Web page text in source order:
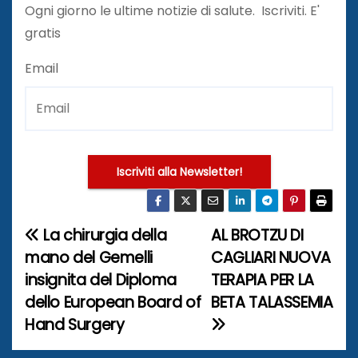
Ogni giorno le ultime notizie di salute. Iscriviti. E'
gratis
Email
Iscriviti alla Newsletter!
N
a
v
i
AL BROTZU DI
CAGLIARI NUOVA
TERAPIA PER LA
BETA TALASSEMIA
La chirurgia della
mano del Gemelli
insignita del Diploma
dello European Board of
Hand Surgery